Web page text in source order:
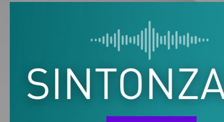
Contenido Patrocinado